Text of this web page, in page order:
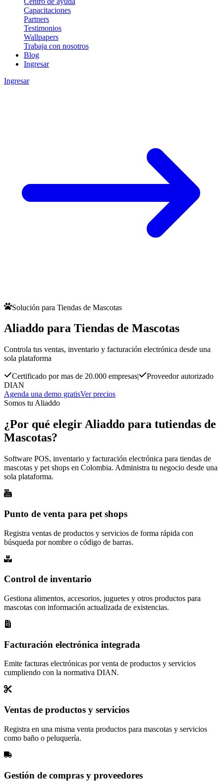
Capacitaciones
Partners
Testimonios
Wallpapers
Trabaja con nosotros
Blog
Ingresar
Ingresar
Solución para Tiendas de Mascotas
Aliaddo para Tiendas de Mascotas
Controla tus ventas, inventario y facturación electrónica desde una
sola plataforma
Certificado por mas de 20.000 empresas|
Proveedor autorizado
DIAN
Agenda una demo gratisVer precios
Somos tu Aliaddo
¿Por qué elegir Aliaddo para tutiendas de
Mascotas?
Software POS, inventario y facturación electrónica para tiendas de
mascotas y pet shops en Colombia. Administra tu negocio desde una
sola plataforma.
Punto de venta para pet shops
Registra ventas de productos y servicios de forma rápida con
búsqueda por nombre o código de barras.
Control de inventario
Gestiona alimentos, accesorios, juguetes y otros productos para
mascotas con información actualizada de existencias.
Facturación electrónica integrada
Emite facturas electrónicas por venta de productos y servicios
cumpliendo con la normativa DIAN.
Ventas de productos y servicios
Registra en una misma venta productos para mascotas y servicios
como baño o peluquería.
Gestión de compras y proveedores